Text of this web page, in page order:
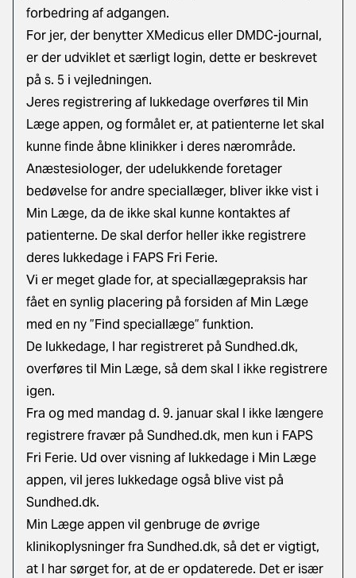
forbedring af adgangen.
For jer, der benytter XMedicus eller DMDC-journal,
er der udviklet et særligt login, dette er beskrevet
på s. 5 i vejledningen.
Jeres registrering af lukkedage overføres til Min
Læge appen, og formålet er, at patienterne let skal
kunne finde åbne klinikker i deres nærområde.
Anæstesiologer, der udelukkende foretager
bedøvelse for andre speciallæger, bliver ikke vist i
Min Læge, da de ikke skal kunne kontaktes af
patienterne. De skal derfor heller ikke registrere
deres lukkedage i FAPS Fri Ferie.
Vi er meget glade for, at speciallægepraksis har
fået en synlig placering på forsiden af Min Læge
med en ny ”Find speciallæge” funktion.
De lukkedage, I har registreret på Sundhed.dk,
overføres til Min Læge, så dem skal I ikke registrere
igen.
Fra og med mandag d. 9. januar skal I ikke længere
registrere fravær på Sundhed.dk, men kun i FAPS
Fri Ferie. Ud over visning af lukkedage i Min Læge
appen, vil jeres lukkedage også blive vist på
Sundhed.dk.
Min Læge appen vil genbruge de øvrige
klinikoplysninger fra Sundhed.dk, så det er vigtigt,
at I har sørget for, at de er opdaterede. Det er især